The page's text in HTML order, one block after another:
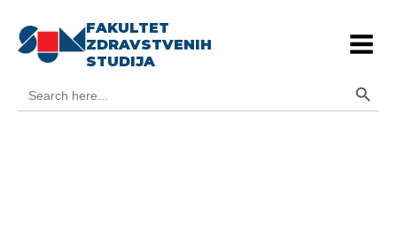
FAKULTET
ZDRAVSTVENIH
STUDIJA
for: